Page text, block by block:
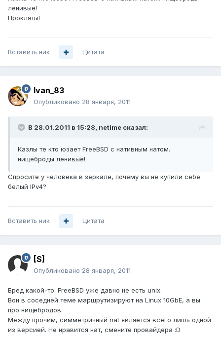
ленивые!
Прокляты!
Вставить ник Цитата
Ivan_83
Опубликовано 28 января, 2011
В 28.01.2011 в 15:28, netime сказал:
Казлы те кто юзает FreeBSD с нативным натом.
нищеброды ленивые!
Спросите у человека в зеркале, почему вы не купили себе
белый IPv4?
Вставить ник Цитата
[S]
Опубликовано 28 января, 2011
Бред какой-то. FreeBSD уже давно не есть unix.
Вон в соседней теме маршрутизируют на Linux 10GbE, а вы
про нищебродов.
Между прочим, симметричный nat является всего лишь одной
из версией. Не нравится нат, смените провайдера :D